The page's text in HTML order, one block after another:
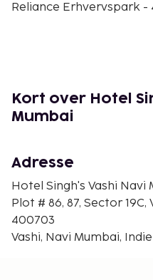
Reliance Erhvervspark -
Nerul Sø og naturpark -
Central Park, Navi
Wonder Park - 9,4 km
Narmadeshwar Mahadev
Shree Balaji Mandir -
Den nærmeste lufthavn
Navi Mumbai
Kort over Hotel
Mumbai
Adresse
Hotel Singh's Vashi Navi
Plot # 86, 87, Sector 19C,
400703
Vashi, Navi Mumbai,